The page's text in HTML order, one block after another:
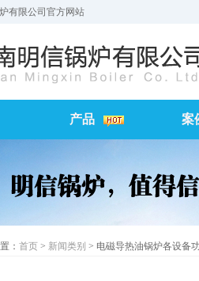
有限公司官方网站
产品 案
： 首页 > 新闻类别 > 电磁导热油锅炉各设备